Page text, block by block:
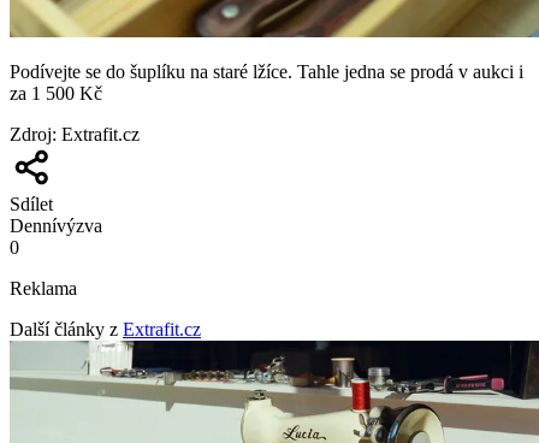
Podívejte se do šuplíku na staré lžíce. Tahle jedna se prodá v aukci i
za 1 500 Kč
Zdroj: Extrafit.cz
Sdílet
Dennívýzva
0
Reklama
Další články z Extrafit.cz